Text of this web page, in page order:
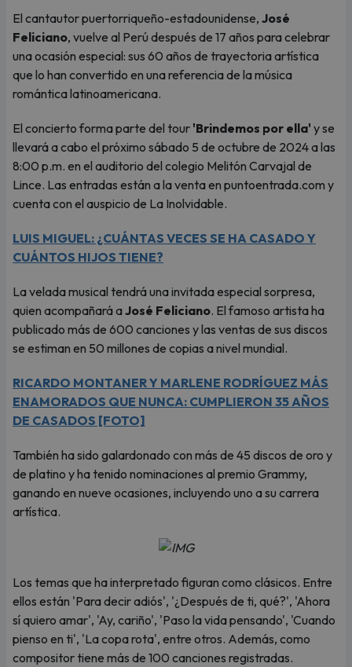
El cantautor puertorriqueño-estadounidense, José
Feliciano, vuelve al Perú después de 17 años para celebrar
una ocasión especial: sus 60 años de trayectoria artística
que lo han convertido en una referencia de la música
romántica latinoamericana.
El concierto forma parte del tour 'Brindemos por ella' y se
llevará a cabo el próximo sábado 5 de octubre de 2024 a las
8:00 p.m. en el auditorio del colegio Melitón Carvajal de
Lince. Las entradas están a la venta en puntoentrada.com y
cuenta con el auspicio de La Inolvidable.
LUIS MIGUEL: ¿CUÁNTAS VECES SE HA CASADO Y
CUÁNTOS HIJOS TIENE?
La velada musical tendrá una invitada especial sorpresa,
quien acompañará aJosé Feliciano. El famoso artista ha
publicado más de 600 canciones y las ventas de sus discos
se estiman en 50 millones de copias a nivel mundial.
RICARDO MONTANER Y MARLENE RODRÍGUEZ MÁS
ENAMORADOS QUE NUNCA: CUMPLIERON 35 AÑOS
DE CASADOS [FOTO]
También ha sido galardonado con más de 45 discos de oro y
de platino y ha tenido nominaciones al premio Grammy,
ganando en nueve ocasiones, incluyendo uno a su carrera
artística.
Los temas que ha interpretado figuran como clásicos. Entre
ellos están 'Para decir adiós', '¿Después de ti, qué?', 'Ahora
sí quiero amar', 'Ay, cariño', 'Paso la vida pensando', 'Cuando
pienso en ti', 'La copa rota', entre otros. Además, como
compositor tiene más de 100 canciones registradas.